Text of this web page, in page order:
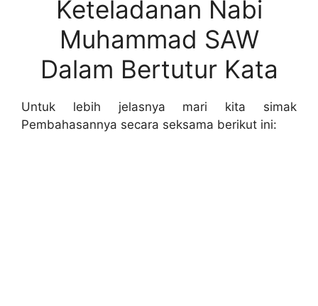
Keteladanan Nabi
Muhammad SAW
Dalam Bertutur Kata
Untuk lebih jelasnya mari kita simak
Pembahasannya secara seksama berikut ini: